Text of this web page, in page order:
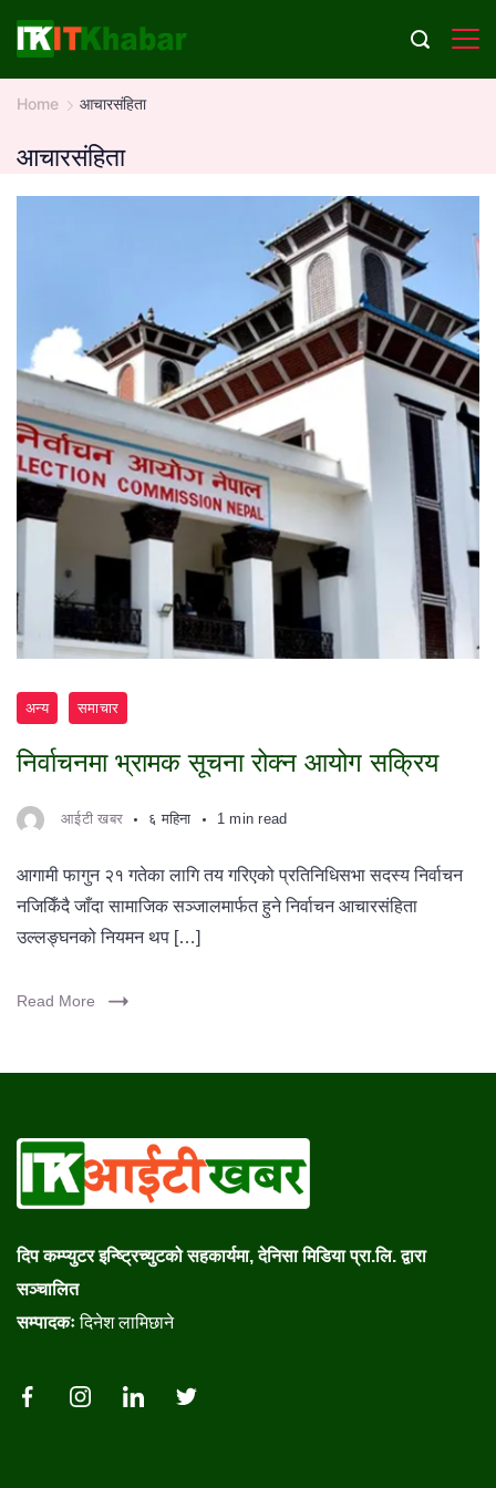
content
Home
आचारसंहिता
आचारसंहिता
अन्य समाचार
निर्वाचनमा भ्रामक सूचना रोक्न आयोग सक्रिय
आईटी खबर ६ महिना 1 min read
आगामी फागुन २१ गतेका लागि तय गरिएको प्रतिनिधिसभा सदस्य निर्वाचन
नजिकिँदै जाँदा सामाजिक सञ्जालमार्फत हुने निर्वाचन आचारसंहिता
उल्लङ्घनको नियमन थप […]
Read More
दिप कम्प्युटर इन्ष्ट्रिच्युटको सहकार्यमा, देनिसा मिडिया प्रा.लि. द्वारा
सञ्चालित
सम्पादकःदिनेश लामिछाने